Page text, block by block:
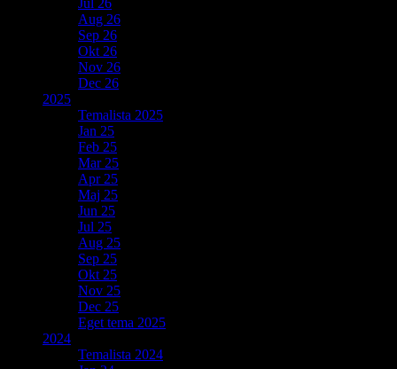
Aug 26
Sep 26
Okt 26
Nov 26
Dec 26
2025
Temalista 2025
Jan 25
Feb 25
Mar 25
Apr 25
Maj 25
Jun 25
Jul 25
Aug 25
Sep 25
Okt 25
Nov 25
Dec 25
Eget tema 2025
2024
Temalista 2024